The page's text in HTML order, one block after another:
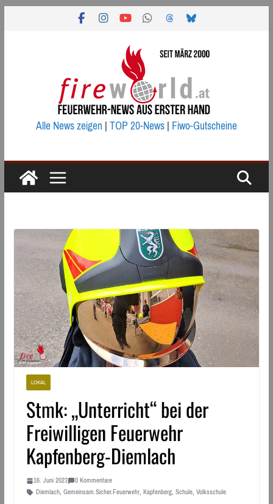
Alle News zeigen|TOP 20-News|Fiwo-Gutscheine
LOKAL
Stmk: „Unterricht“ bei der
Freiwilligen Feuerwehr
Kapfenberg-Diemlach
16. Juni 2023
0 Kommentare
Diemlach, Gemeinsam.Sicher.Feuerwehr, Kapfenberg, Schule, Volksschule